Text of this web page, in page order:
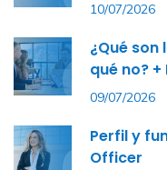
10/07/2026
¿Qué
qué no? +
09/07/2026
Perfil y
Officer